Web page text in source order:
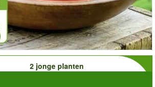
2 jonge planten